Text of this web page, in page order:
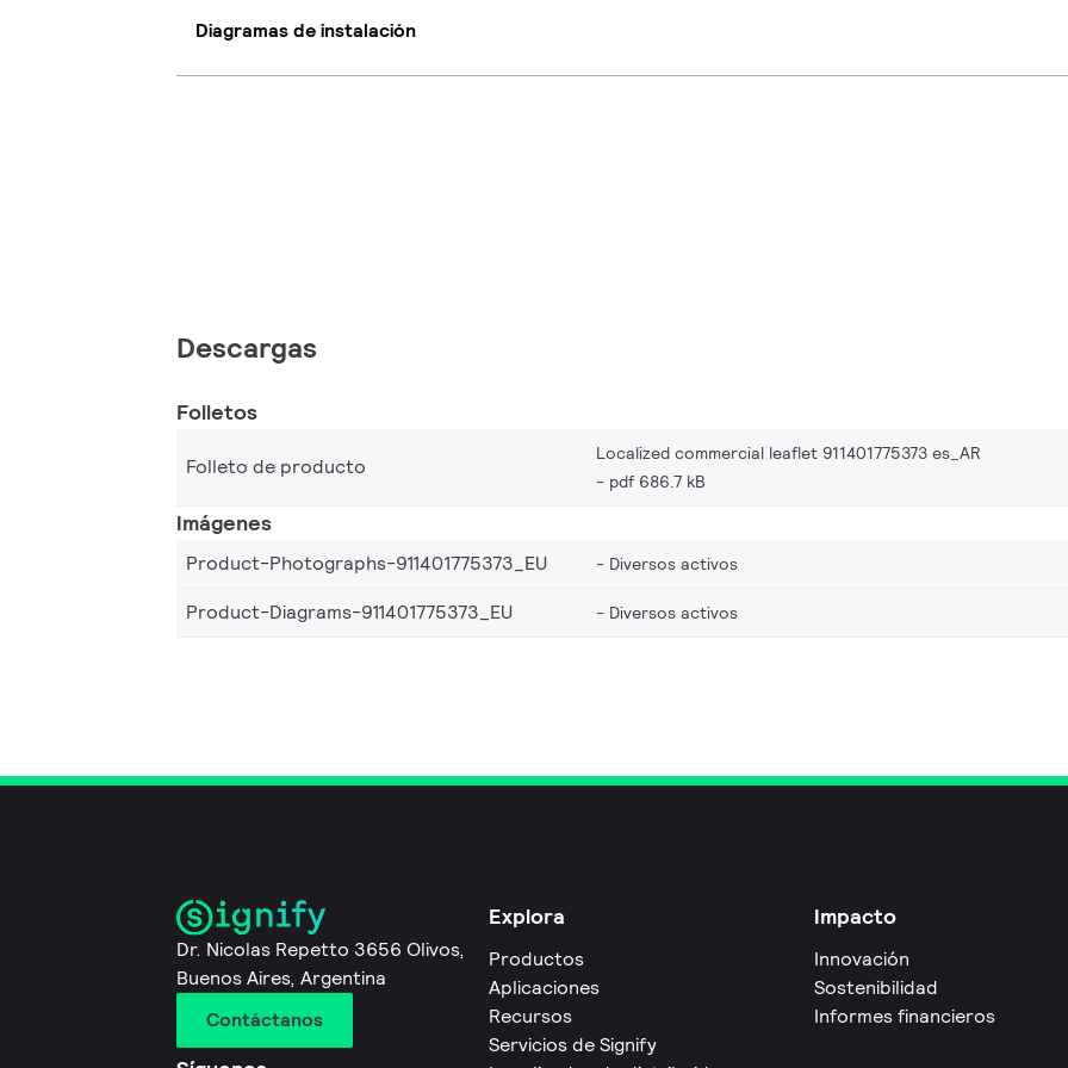
Diagramas de instalación
Descargas
Folletos
Folleto de producto
Localized commercial leaflet 911401775373 es_AR
pdf 686.7 kB
Imágenes
Product-Photographs-911401775373_EU Diversos activos
Product-Diagrams-911401775373_EU Diversos activos
Dr. Nicolas Repetto 3656 Olivos,
Buenos Aires, Argentina
Contáctanos
Explora
Productos
Aplicaciones
Recursos
Servicios de Signify
Impacto
Innovación
Sostenibilidad
Informes financieros